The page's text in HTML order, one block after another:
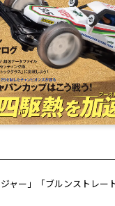
ジャー」「ブルンストレー